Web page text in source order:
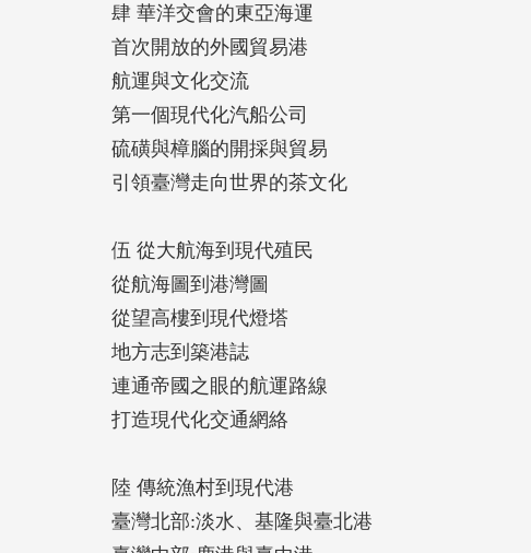
肆 華洋交會的東亞海運
首次開放的外國貿易港
航運與文化交流
第一個現代化汽船公司
硫磺與樟腦的開採與貿易
引領臺灣走向世界的茶文化
伍 從大航海到現代殖民
從航海圖到港灣圖
從望高樓到現代燈塔
地方志到築港誌
連通帝國之眼的航運路線
打造現代化交通網絡
陸 傳統漁村到現代港
臺灣北部:淡水、基隆與臺北港